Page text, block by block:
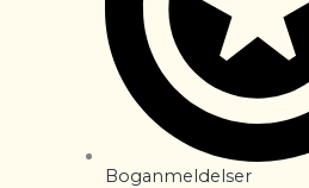
Boganmeldelser